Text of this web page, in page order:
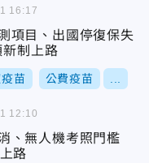
項目、出國停復保失
制上路
苗 公費疫苗
16:17
、無人機考照門檻
路
12:10